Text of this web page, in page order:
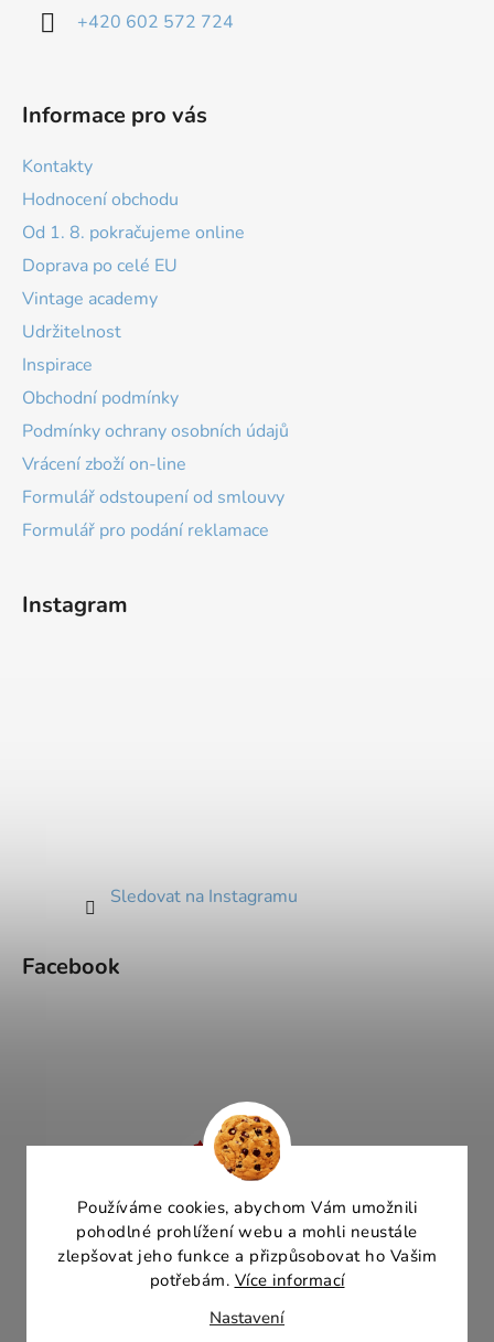
Používáme cookies, abychom Vám umožnili
pohodlné prohlížení webu a mohli neustále
zlepšovat jeho funkce a přizpůsobovat ho Vašim
potřebám. Více informací
Nastavení
+420 602 572 724
Informace pro vás
Kontakty
Hodnocení obchodu
Od 1. 8. pokračujeme online
Doprava po celé EU
Vintage academy
Udržitelnost
Inspirace
Obchodní podmínky
Podmínky ochrany osobních údajů
Vrácení zboží on-line
Formulář odstoupení od smlouvy
Formulář pro podání reklamace
Instagram
Sledovat na Instagramu
Facebook